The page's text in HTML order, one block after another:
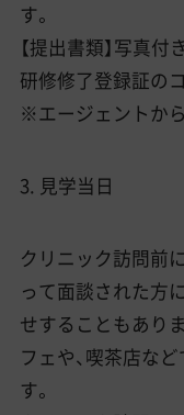
す。
【提出書類】写真
研修修了登録証の
※エージェントから
3. 見学当日
クリニック訪問前
って面談された方
せすることもあり
フェや、喫茶店な
す。